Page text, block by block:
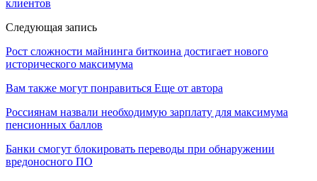
клиентов
Следующая запись
Рост сложности майнинга биткоина достигает нового
исторического максимума
Вам также могут понравиться Еще от автора
Россиянам назвали необходимую зарплату для максимума
пенсионных баллов
Банки смогут блокировать переводы при обнаружении
вредоносного ПО